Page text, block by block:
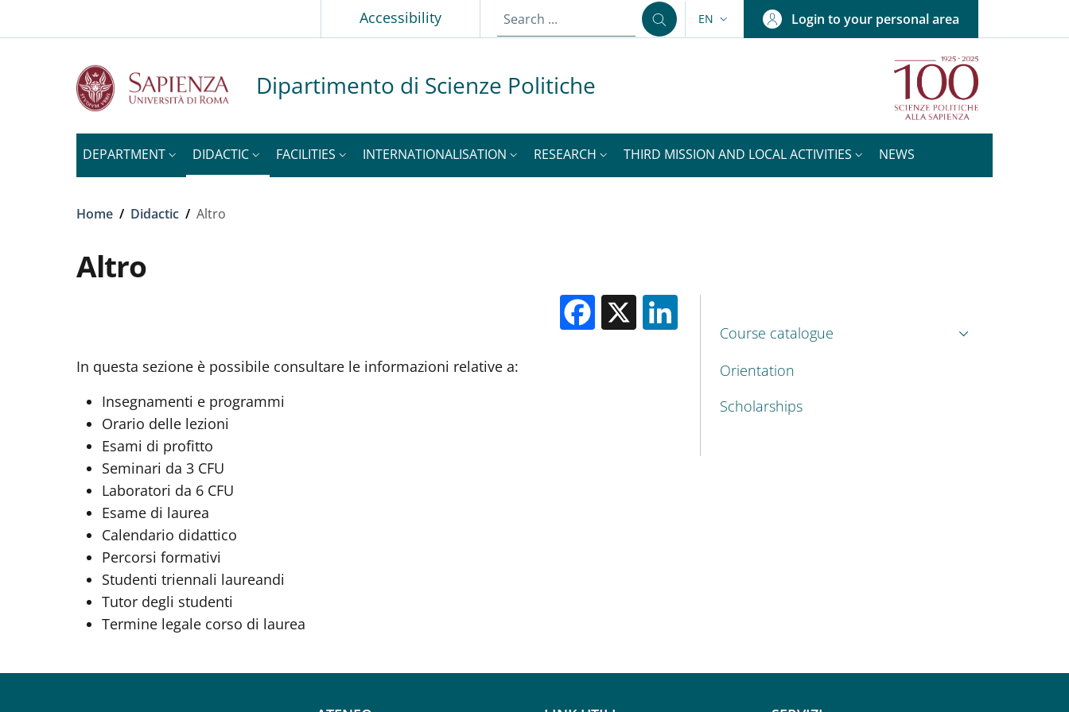
Slim topAccessibility LANGUAGE SWITCHER: CURRENT LANGUAGE
EN Login to your personal area
Dipartimento di Scienze Politiche
DEPARTMENT DIDACTIC FACILITIES INTERNATIONALISATION RESEARCH THIRD MISSION AND LOCAL ACTIVITIES NEWS
Breadcrumb
Home / Didactic / Altro
Altro
Facebook
X
In questa sezione è possibile consultare le informazioni relative a:
Insegnamenti e programmi
Orario delle lezioni
Esami di profitto
Seminari da 3 CFU
Laboratori da 6 CFU
Esame di laurea
Calendario didattico
Percorsi formativi
Studenti triennali laureandi
Tutor degli studenti
Termine legale corso di laurea
MAIN NAVIGATION
Course catalogue
Orientation
Scholarships